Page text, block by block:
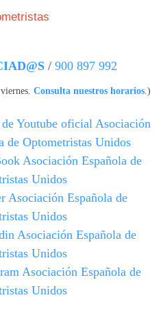
/ 900 897 992
Consulta nuestros horarios.)